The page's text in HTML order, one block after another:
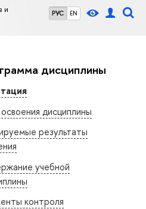
РУС EN
и
дисциплины
дисциплины
результаты
учебной
контроля